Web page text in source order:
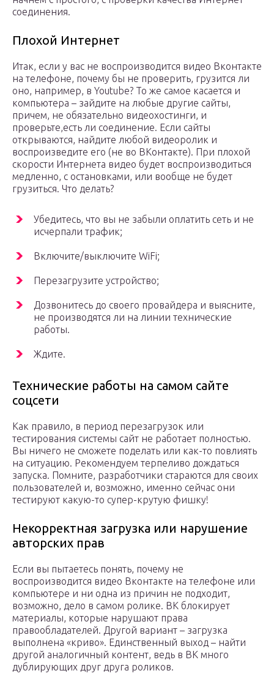
соединения.
Плохой Интернет
Итак, если у вас не воспроизводится видео Вконтакте
на телефоне, почему бы не проверить, грузится ли
оно, например, в Youtube? То же самое касается и
компьютера – зайдите на любые другие сайты,
причем, не обязательно видеохостинги, и
проверьте,есть ли соединение. Если сайты
открываются, найдите любой видеоролик и
воспроизведите его (не во ВКонтакте). При плохой
скорости Интернета видео будет воспроизводиться
медленно, с остановками, или вообще не будет
грузиться. Что делать?
Убедитесь, что вы не забыли оплатить сеть и не
исчерпали трафик;
Включите/выключите WiFi;
Перезагрузите устройство;
Дозвонитесь до своего провайдера и выясните,
не производятся ли на линии технические
работы.
Ждите.
Технические работы на самом сайте
соцсети
Как правило, в период перезагрузок или
тестирования системы сайт не работает полностью.
Вы ничего не сможете поделать или как-то повлиять
на ситуацию. Рекомендуем терпеливо дождаться
запуска. Помните, разработчики стараются для своих
пользователей и, возможно, именно сейчас они
тестируют какую-то супер-крутую фишку!
Некорректная загрузка или нарушение
авторских прав
Если вы пытаетесь понять, почему не
воспроизводится видео Вконтакте на телефоне или
компьютере и ни одна из причин не подходит,
возможно, дело в самом ролике. ВК блокирует
материалы, которые нарушают права
правообладателей. Другой вариант – загрузка
выполнена «криво». Единственный выход – найти
другой аналогичный контент, ведь в ВК много
дублирующих друг друга роликов.